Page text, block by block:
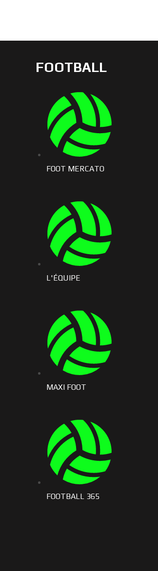
FOOTBALL
FOOT MERCATO
L'ÉQUIPE
MAXI FOOT
FOOTBALL 365